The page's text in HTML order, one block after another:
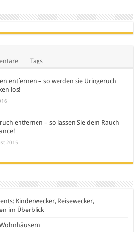
Tags
entfernen – so werden sie Uringeruch
los!
entfernen – so lassen Sie dem Rauch
2015
Kinderwecker, Reisewecker,
im Überblick